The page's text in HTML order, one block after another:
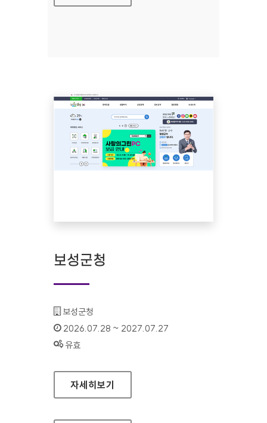
보성군청
기관명 :
보성군청
인증기간 :
2026.07.28 ~ 2027.07.27
상태 :
유효
보성군청
자세히보기